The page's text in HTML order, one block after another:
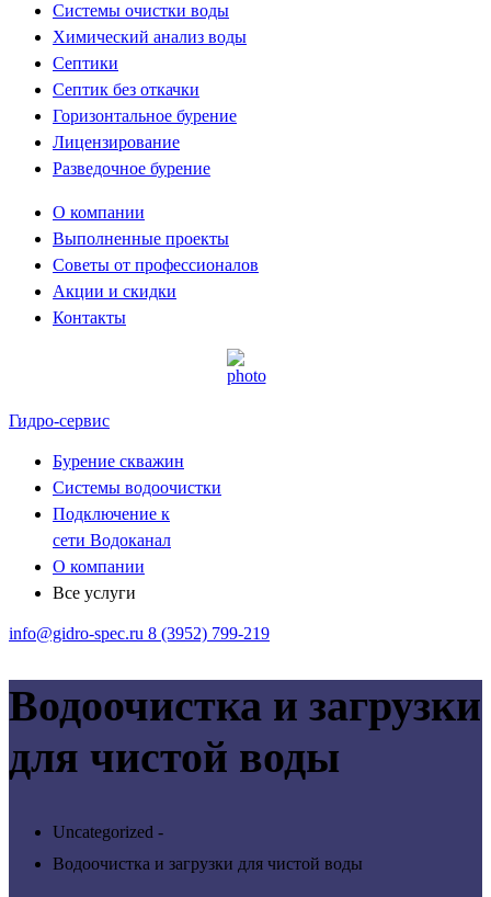
Системы очистки воды
Химический анализ воды
Септики
Септик без откачки
Горизонтальное бурение
Лицензирование
Разведочное бурение
О компании
Выполненные проекты
Советы от профессионалов
Акции и скидки
Контакты
Гидро-сервис
Бурение скважин
Системы водоочистки
Подключение к
сети Водоканал
О компании
Все услуги
info@gidro-spec.ru 8 (3952) 799-219
Водоочистка и загрузки
для чистой воды
Uncategorized -
Водоочистка и загрузки для чистой воды